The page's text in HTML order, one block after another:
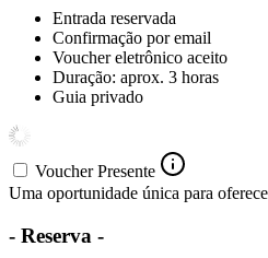
Entrada reservada
Confirmação por email
Voucher eletrônico aceito
Duração: aprox. 3 horas
Guia privado
Voucher Presente
Uma oportunidade única para
- Reserva -